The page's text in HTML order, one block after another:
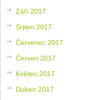
Září 2017
Srpen 2017
Červenec 2017
Červen 2017
Květen 2017
Duben 2017